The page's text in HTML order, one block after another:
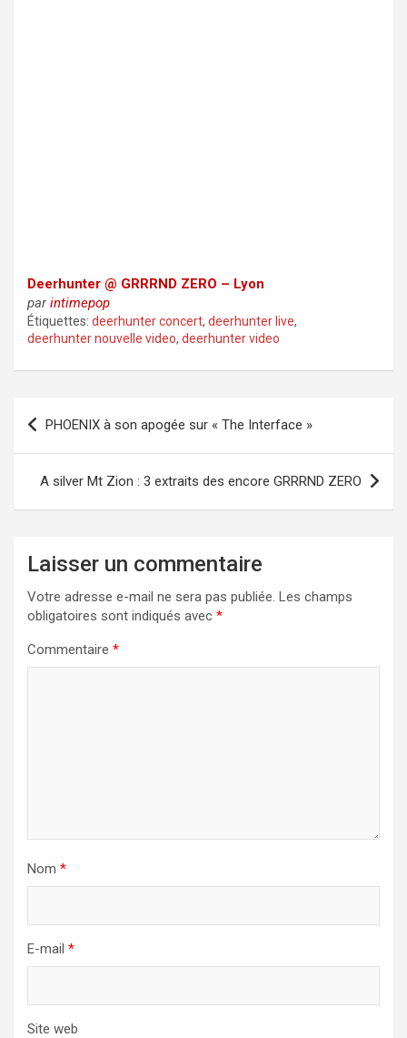
Deerhunter @ GRRRND ZERO – Lyon
parintimepop
Étiquettes: deerhunter concert, deerhunter live,
deerhunter nouvelle video, deerhunter video
Navigation
de
l’article
PHOENIX à son apogée sur « The Interface »
A silver Mt Zion : 3 extraits des encore GRRRND ZERO
Laisser un commentaire
Votre adresse e-mail ne sera pas publiée. Les champs
obligatoires sont indiqués avec *
Commentaire *
Nom *
E-mail *
Site web